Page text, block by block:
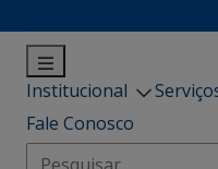
Institucional
Fale Conosco
Pesquisar